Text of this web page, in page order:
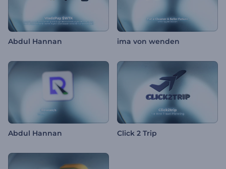
Abdul Hannan ima von wenden
Abdul Hannan Click 2 Trip